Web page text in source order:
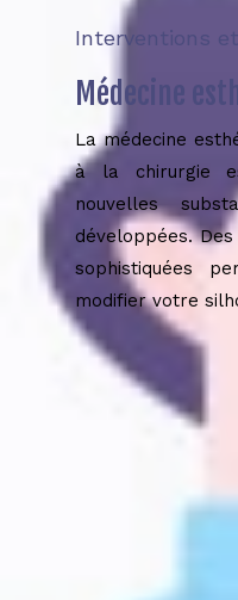
Interventions
Médecine
La médecine
à la chirurgie
nouvelles
développées.
sophistiquées
modifier votre